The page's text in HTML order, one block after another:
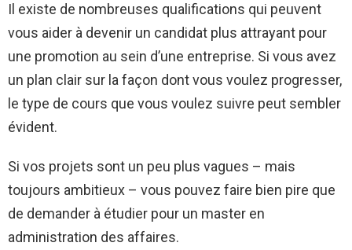
Il existe de nombreuses qualifications qui peuvent
vous aider à devenir un candidat plus attrayant pour
une promotion au sein d’une entreprise. Si vous avez
un plan clair sur la façon dont vous voulez progresser,
le type de cours que vous voulez suivre peut sembler
évident.
Si vos projets sont un peu plus vagues – mais
toujours ambitieux – vous pouvez faire bien pire que
de demander à étudier pour un master en
administration des affaires.